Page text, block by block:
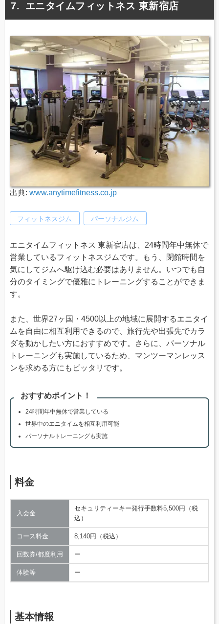
エニタイムフィットネス 東新宿店
出典: www.anytimefitness.co.jp
フィットネスジム パーソナルジム
エニタイムフィットネス 東新宿店は、24時間年中無休で
営業しているフィットネスジムです。もう、閉館時間を
気にしてジムへ駆け込む必要はありません。いつでも自
分のタイミングで優雅にトレーニングすることができま
す。
また、世界27ヶ国・4500以上の地域に展開するエニタイ
ムを自由に相互利用できるので、旅行先や出張先でカラ
ダを動かしたい方におすすめです。さらに、パーソナル
トレーニングも実施しているため、マンツーマンレッス
ンを求める方にもピッタリです。
おすすめポイント！
24時間年中無休で営業している
世界中のエニタイムを相互利用可能
パーソナルトレーニングも実施
料金
入会金
セキュリティーキー発行手数料5,500円（税
込）
コース料金 8,140円（税込）
回数券/都度利用 ー
体験等 ー
基本情報